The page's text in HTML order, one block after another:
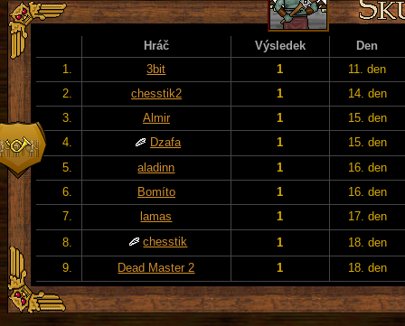
Hráč Výsledek
Den
1.
3bit 1
11. den
2.
chesstik2 1
14. den
3.
Almir 1
15. den
4.
Dzafa 1
15. den
5.
aladinn 1
16. den
6.
Bomíto 1
16. den
7.
lamas 1
17. den
8.
chesstik 1
18. den
9.
Dead Master 2 1 18. den